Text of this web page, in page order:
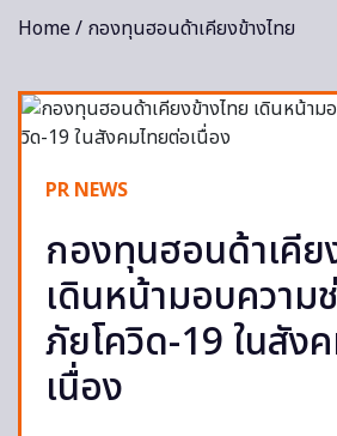
Home/ กองทุนฮอนด้าเคียงข้างไทย
PR NEWS
กองทุนฮอนด้าเคีย
เดินหน้ามอบความ
ภัยโควิด-19 ในสัง
เนื่อง